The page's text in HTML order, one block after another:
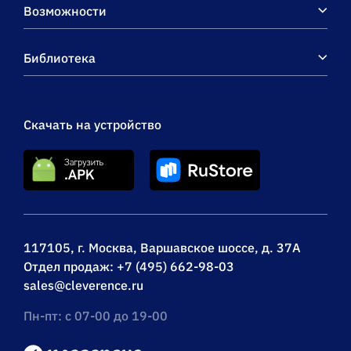
117105, г. Москва, Варшавское шоссе, д. 37А
Отдел продаж: +7 (495) 662-98-03
sales@cleverence.ru
Пн-пт: с 07-00 до 19-00
Скачать на устройство
Возможности
Библиотека